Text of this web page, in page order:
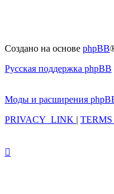
Создано на основе phpBB
Русская поддержка phpBB
Моды и расширения
PRIVACY_LINK |